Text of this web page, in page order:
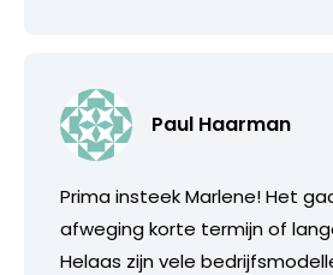
Paul Haarman
Prima insteek Marlene! Het
afweging korte termijn of
Helaas zijn vele